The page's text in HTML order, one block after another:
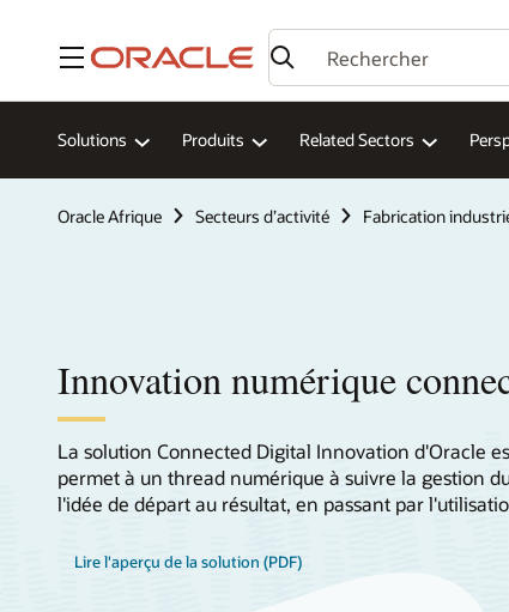
Menu
Solutions Produits Related Sectors
Oracle Afrique Secteurs d’activité Fabrication
Innovation numérique
La solution Connected Digital Innovation d'Oracle
permet à un thread numérique à suivre la gestion
l'idée de départ au résultat, en passant par
Lire l'aperçu de la solution (PDF)